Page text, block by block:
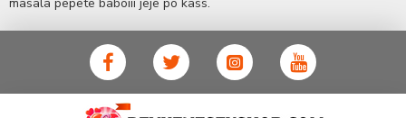
mağazalardan biri olması, müşteri memnuniyetini her zaman ön
planda tutan yaklaşımcı ve yenilikçi servislerin geliştirilmesi
konusundaki becerileri ile kendisine Cinsel Ürün hayatında lider
ve kalıcı bir yer edinmiştir.
masala pepete baboiii jeje po kass.